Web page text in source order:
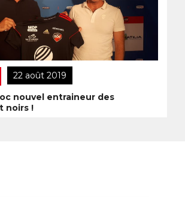
22 août 2019
nouvel entraineur des
noirs !